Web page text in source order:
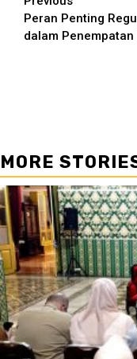
Reading
Peran Penting
dalam Penempatan
MORE